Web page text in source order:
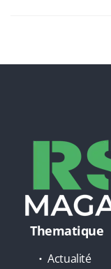
Thematique
Actualité